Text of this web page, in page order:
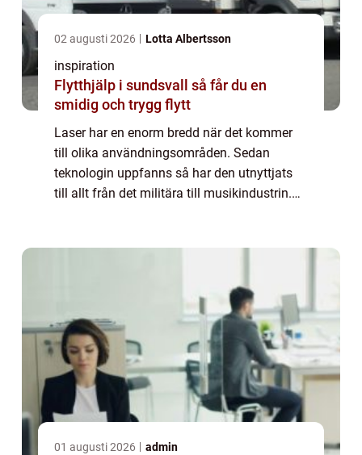
02 augusti 2026 Lotta Albertsson
inspiration
Flytthjälp i sundsvall så får du en
smidig och trygg flytt
Laser har en enorm bredd när det kommer
till olika användningsområden. Sedan
teknologin uppfanns så har den utnyttjats
till allt från det militära till musikindustrin.
01 augusti 2026 admin